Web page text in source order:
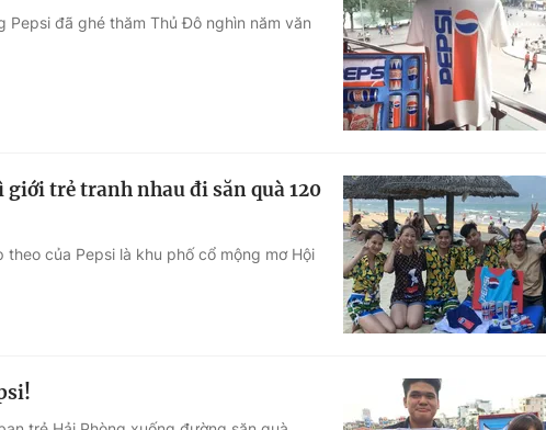
đã ghé thăm Thủ Đô nghìn năm văn
trẻ tranh nhau đi săn quà 120
của Pepsi là khu phố cổ mộng mơ Hội